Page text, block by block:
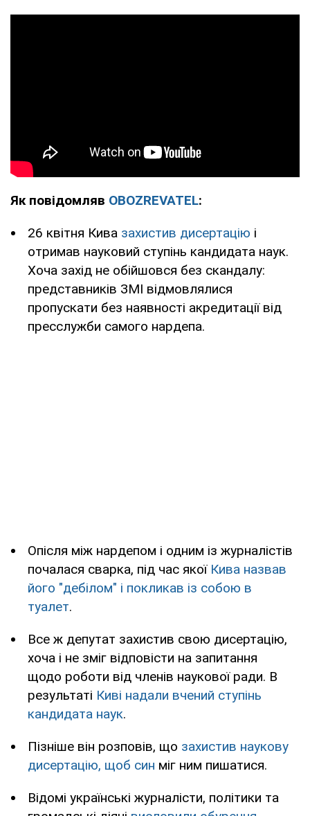
Як повідомляв OBOZREVATEL:
26 квітня Кива захистив дисертацію і
отримав науковий ступінь кандидата наук.
Хоча захід не обійшовся без скандалу:
представників ЗМІ відмовлялися
пропускати без наявності акредитації від
пресслужби самого нардепа.
Опісля між нардепом і одним із журналістів
почалася сварка, під час якої Кива назвав
його "дебілом" і покликав із собою в
туалет.
Все ж депутат захистив свою дисертацію,
хоча і не зміг відповісти на запитання
щодо роботи від членів наукової ради. В
результаті Киві надали вчений ступінь
кандидата наук.
Пізніше він розповів, що захистив наукову
дисертацію, щоб син міг ним пишатися.
Відомі українські журналісти, політики та